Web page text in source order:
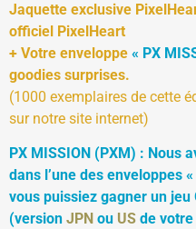
Jaquette exclusive
officiel PixelHeart
+ Votre enveloppe « PX
goodies surprises.
(1000 exemplaires de cette
sur notre site internet)
PX MISSION (PXM) : Nous
dans l’une des enveloppes
vous puissiez gagner un jeu
(version JPN ou US de